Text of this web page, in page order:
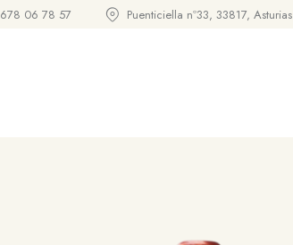
678 06 78 57 Puenticiella nº33, 33817, Asturias